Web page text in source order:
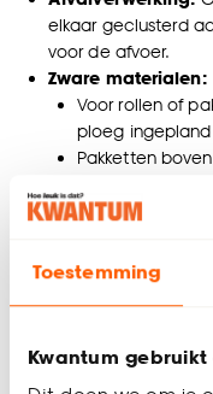
Toestemming
Kwantum gebruikt
elkaar geclusterd
voor de afvoer.
Zware materialen:
Voor rollen of
ploeg
Pakketten
Laminaat:
Voor laminaat gelden
ruimte ligt als waar